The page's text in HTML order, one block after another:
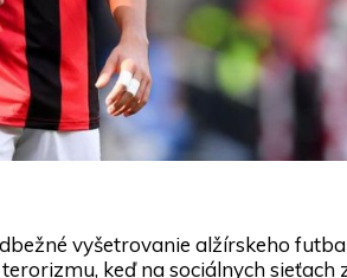
vyšetrovanie alžírskeho
keď na sociálnych sieťach